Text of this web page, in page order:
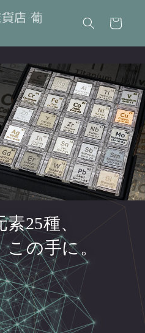
店 葡
ー
25種、
の手に。